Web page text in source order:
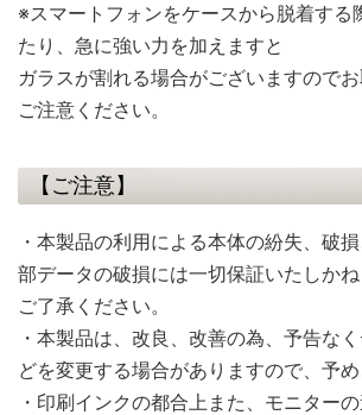
※スマートフォンをケースから脱着する
たり、急に強い力を加えますと
ガラスが割れる場合がございますので
ご注意ください。
【ご注意】
・本製品の利用による本体の紛失、破
部データの破損には一切保証いたしか
ご了承ください。
・本製品は、改良、改善の為、予告な
どを変更する場合がありますので、予め
・印刷インクの都合上また、モニター